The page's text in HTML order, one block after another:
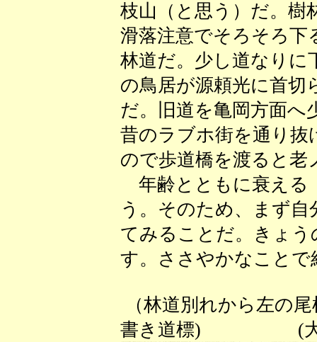
枝山（と思う）だ。樹
滑落注意でそろそろ下
林道だ。少し道なりに
の鳥居が源頼光に首切
だ。旧道を亀岡方面へ
昔のラブホ街を通り抜
ので歩道橋を渡ると老
年齢とともに衰える
う。そのため、まず
てみることだ。きょ
す。ささやかなことで
（林道別れから左
書き道標) (大暑